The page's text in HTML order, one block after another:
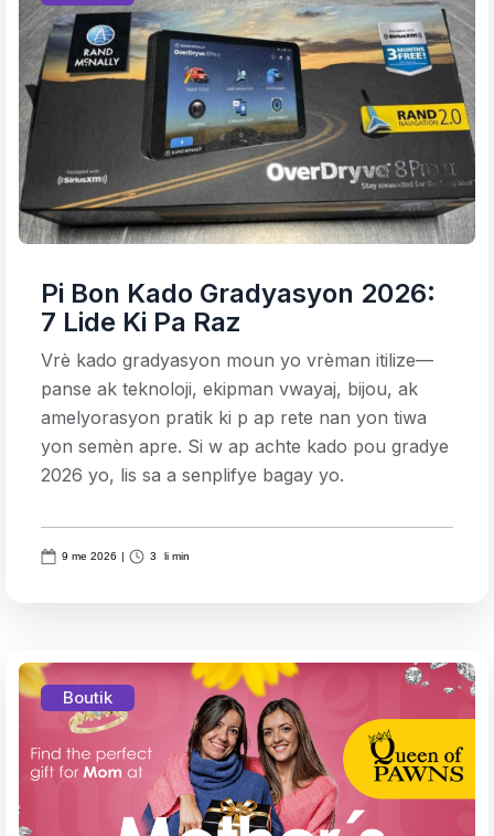
Pi Bon Kado Gradyasyon 2026:
7 Lide Ki Pa Raz
Vrè kado gradyasyon moun yo vrèman itilize—
panse ak teknoloji, ekipman vwayaj, bijou, ak
amelyorasyon pratik ki p ap rete nan yon tiwa
yon semèn apre. Si w ap achte kado pou gradye
2026 yo, lis sa a senplifye bagay yo.
9 me 2026 | 3 li min
Boutik